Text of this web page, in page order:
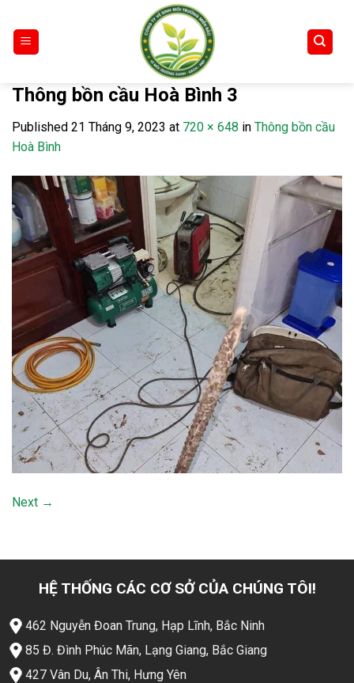
content
Thông bồn cầu Hoà Bình 3
Published 21 Tháng 9, 2023 at 720 × 648 in Thông bồn cầu
Hoà Bình
Next →
HỆ THỐNG CÁC CƠ SỞ CỦA CHÚNG TÔI!
462 Nguyễn Đoan Trung, Hạp Lĩnh, Bắc Ninh
85 Đ. Đình Phúc Mãn, Lạng Giang, Bắc Giang
427 Vân Du, Ân Thi, Hưng Yên